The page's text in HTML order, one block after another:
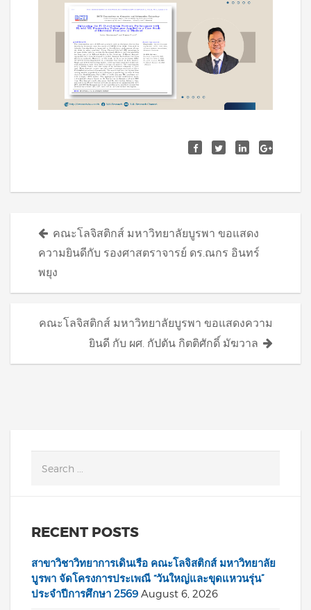
Posts
navigation
คณะโลจิสติกส์ มหาวิทยาลัยบูรพา ขอแสดง
ความยินดีกับ รองศาสตราจารย์ ดร.ณกร อินทร์
พยุง
คณะโลจิสติกส์ มหาวิทยาลัยบูรพา ขอแสดงความ
ยินดี กับ ผศ. กัปตัน กิตติศักดิ์ มัฆวาล
RECENT POSTS
สาขาวิชาวิทยาการเดินเรือ คณะโลจิสติกส์ มหาวิทยาลัย
บูรพา จัดโครงการประเพณี “วันใหญ่และขุดแหวนรุ่น”
ประจำปีการศึกษา 2569 August 6, 2026